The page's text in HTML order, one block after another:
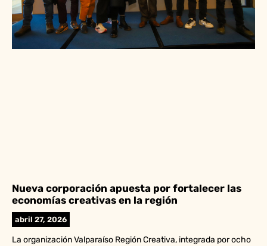
Nueva corporación apuesta por fortalecer las
economías creativas en la región
abril 27, 2026
La organización Valparaíso Región Creativa, integrada por ocho